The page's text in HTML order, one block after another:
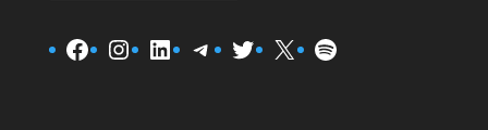
Facebook
Instagram
LinkedIn
Telegram
Twitter
X Spotify